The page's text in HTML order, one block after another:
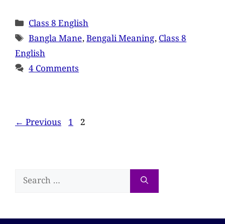
Class 8 English
Bangla Mane,Bengali Meaning,Class 8
English
4 Comments
←Previous 1 2